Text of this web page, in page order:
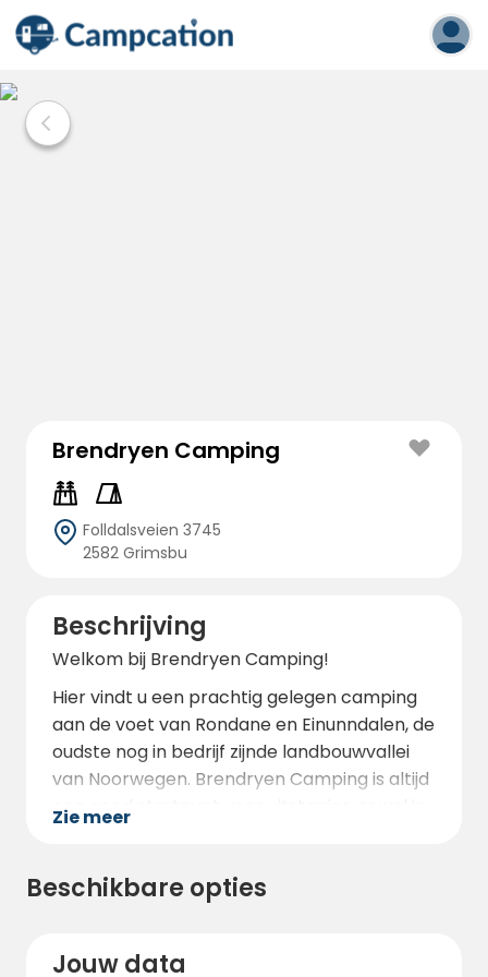
Brendryen Camping
Folldalsveien 3745
2582 Grimsbu
Beschrijving
Welkom bij Brendryen Camping!
Hier vindt u een prachtig gelegen camping
aan de voet van Rondane en Einunndalen, de
oudste nog in bedrijf zijnde landbouwvallei
van Noorwegen. Brendryen Camping is altijd
een goed startpunt voor uitstapjes, zowel in
mogelijkheden om te jagen en te vissen.
caravans, campers en tenten. Als gast heeft
Zie meer
Beschikbare opties
Jouw data